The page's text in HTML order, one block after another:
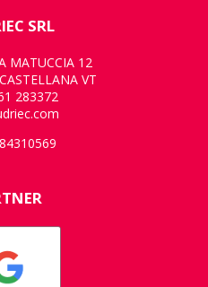
SRL
MATUCCIA 12
VT
283372